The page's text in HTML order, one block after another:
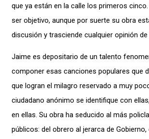
que ya están en la calle los primeros
ser objetivo, aunque por suerte su obra
discusión y trasciende cualquier opinión de
Jaime es depositario de un talento
componer esas canciones populares que
que logran el milagro reservado a muy
ciudadano anónimo se identifique con
en ellas. Su obra ha seducido al más
públicos: del obrero al jerarca de